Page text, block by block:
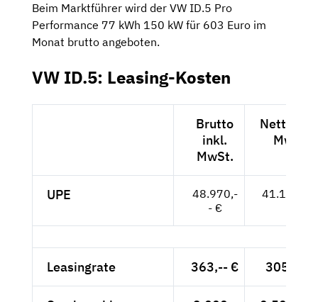
Beim Marktführer wird der VW ID.5 Pro
Performance 77 kWh 150 kW für 603 Euro im
Monat brutto angeboten.
VW ID.5: Leasing-Kosten
Brutto
inkl.
MwSt.
Netto
MwSt.
UPE
48.970,-
- €
41.151,--
Leasingrate 363,-- € 305,04 €